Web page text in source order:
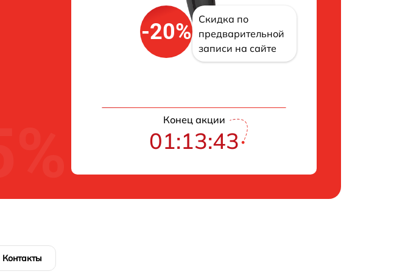
-20%
Скидка по
предварительной
записи на сайте
Конец акции
01:13:42
Контакты